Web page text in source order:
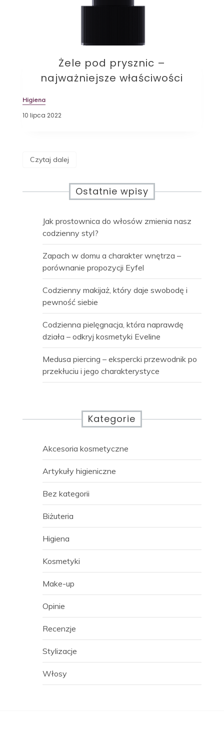
Żele pod prysznic –
najważniejsze właściwości
Higiena
10 lipca 2022
Czytaj dalej
Ostatnie wpisy
Jak prostownica do włosów zmienia nasz
codzienny styl?
Zapach w domu a charakter wnętrza –
porównanie propozycji Eyfel
Codzienny makijaż, który daje swobodę i
pewność siebie
Codzienna pielęgnacja, która naprawdę
działa – odkryj kosmetyki Eveline
Medusa piercing – ekspercki przewodnik po
przekłuciu i jego charakterystyce
Kategorie
Akcesoria kosmetyczne
Artykuły higieniczne
Bez kategorii
Biżuteria
Higiena
Kosmetyki
Make-up
Opinie
Recenzje
Stylizacje
Włosy